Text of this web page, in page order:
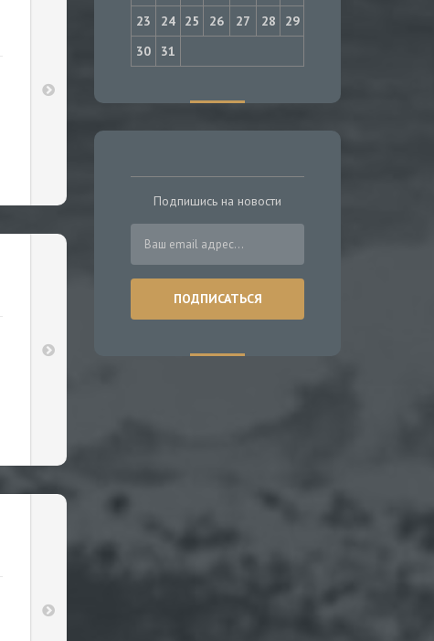
23
24 25 26 27 28
29
30
31
Подпишись на новости